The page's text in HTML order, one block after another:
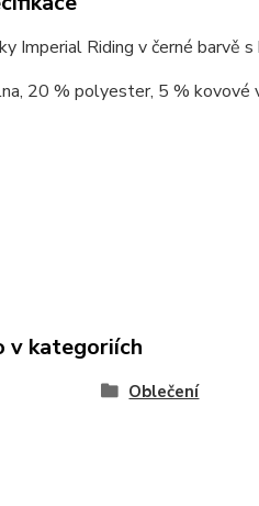
Imperial Riding v černé barvě
20 % polyester, 5 % kovové
v kategoriích
Oblečení